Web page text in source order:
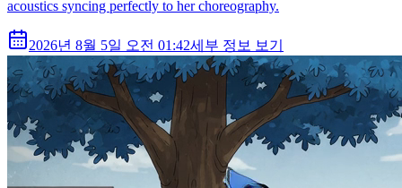
acoustics syncing perfectly to her choreography.
2026년 8월 5일 오전 01:42세부 정보 보기